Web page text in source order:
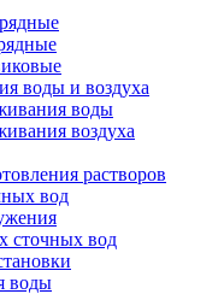
воды и воздуха
воды
воздуха
растворов
вод
сточных вод
воды